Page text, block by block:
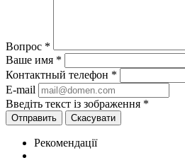
Вопрос *
Ваше имя *
Контактный телефон *
E-mail
Введіть текст із зображення *
Скасувати
Рекомендації